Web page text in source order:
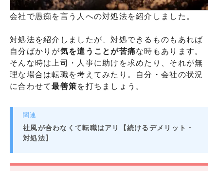
会社で愚痴を言う人への対処法を紹介しました。
対処法を紹介しましたが、対処できるものもあれば
自分ばかりが気を遣うことが苦痛な時もあります。
そんな時は上司・人事に助けを求めたり、それが無
理な場合は転職を考えてみたり。自分・会社の状況
に合わせて最善策を打ちましょう。
関連
社風が合わなくて転職はアリ【続けるデメリット・
対処法】